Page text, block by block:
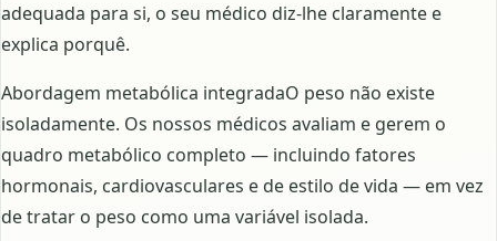
adequada para si, o seu médico diz-lhe claramente e
explica porquê.
Abordagem metabólica integradaO peso não existe
isoladamente. Os nossos médicos avaliam e gerem o
quadro metabólico completo — incluindo fatores
hormonais, cardiovasculares e de estilo de vida — em vez
de tratar o peso como uma variável isolada.